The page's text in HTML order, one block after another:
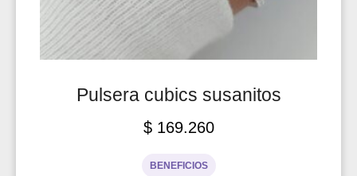
Pulsera cubics susanitos
$169.260
BENEFICIOS